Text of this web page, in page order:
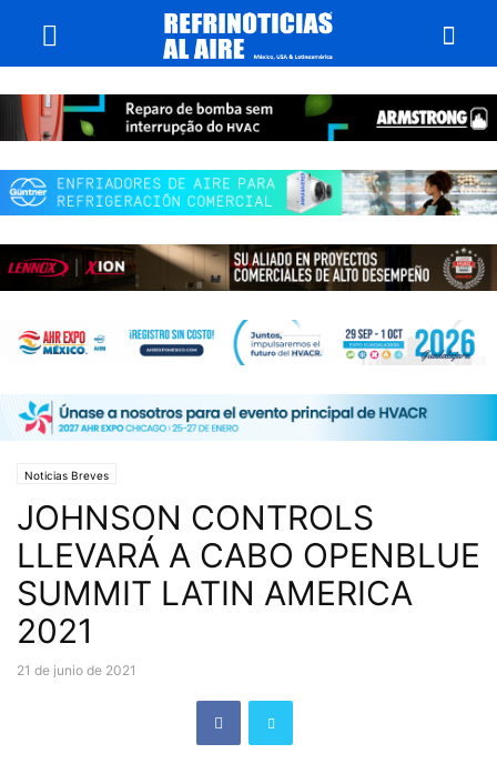
Noticias Breves
JOHNSON CONTROLS
LLEVARÁ A CABO OPENBLUE
SUMMIT LATIN AMERICA
2021
21 de junio de 2021